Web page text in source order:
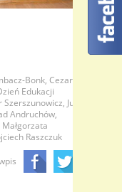
Bonk, Cezary
Edukacji
Szerszunowicz, Julia
Andruchów,
Małgorzata
Raszczuk